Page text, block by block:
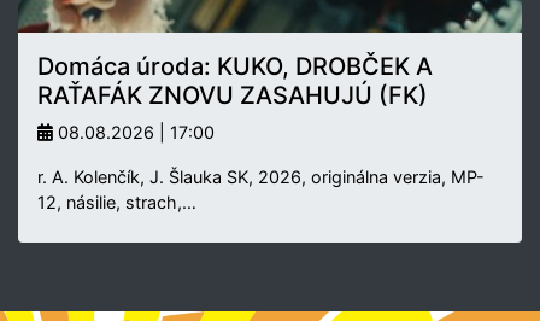
Domáca úroda: KUKO, DROBČEK A
RAŤAFÁK ZNOVU ZASAHUJÚ (FK)
08.08.2026 | 17:00
r. A. Kolenčík, J. Šlauka SK, 2026, originálna verzia, MP-
12, násilie, strach,…